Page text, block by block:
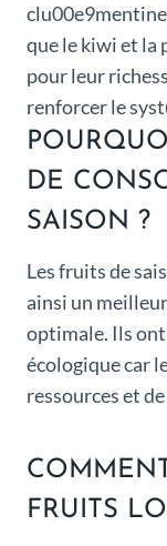
que le kiwi et la
pour leur
renforcer le
DE
SAISON ?
Les fruits de
ainsi un
optimale. Ils
écologique car
ressources et
FRUITS